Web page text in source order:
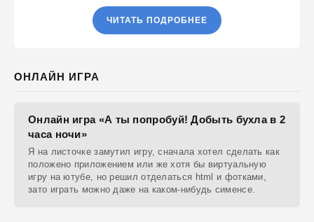
ЧИТАТЬ ПОДРОБНЕЕ
ОНЛАЙН ИГРА
Онлайн игра «А ты попробуй! Добыть бухла в 2
часа ночи»
Я на листочке замутил игру, сначала хотел сделать как
положено приложением или же хотя бы виртуальную
игру на ютубе, но решил отделаться html и фотками,
зато играть можно даже на каком-нибудь сименсе.